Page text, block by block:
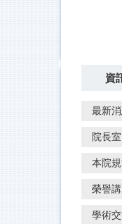
資
最新
院長室
本院
榮譽
學術